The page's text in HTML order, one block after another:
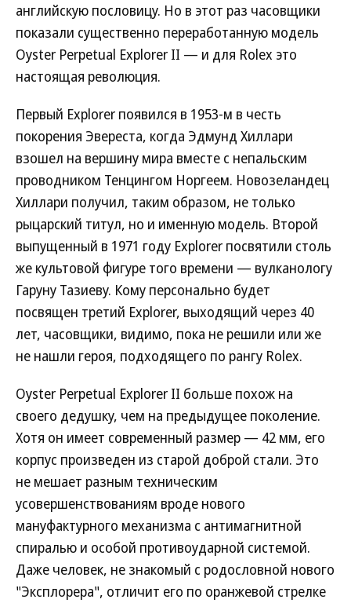
английскую пословицу. Но в этот раз часовщики
показали существенно переработанную модель
Oyster Perpetual Explorer II — и для Rolex это
настоящая революция.
Первый Explorer появился в 1953-м в честь
покорения Эвереста, когда Эдмунд Хиллари
взошел на вершину мира вместе с непальским
проводником Тенцингом Норгеем. Новозеландец
Хиллари получил, таким образом, не только
рыцарский титул, но и именную модель. Второй
выпущенный в 1971 году Explorer посвятили столь
же культовой фигуре того времени — вулканологу
Гаруну Тазиеву. Кому персонально будет
посвящен третий Explorer, выходящий через 40
лет, часовщики, видимо, пока не решили или же
не нашли героя, подходящего по рангу Rolex.
Oyster Perpetual Explorer II больше похож на
своего дедушку, чем на предыдущее поколение.
Хотя он имеет современный размер — 42 мм, его
корпус произведен из старой доброй стали. Это
не мешает разным техническим
усовершенствованиям вроде нового
мануфактурного механизма с антимагнитной
спиралью и особой противоударной системой.
Даже человек, не знакомый с родословной нового
"Эксплорера", отличит его по оранжевой стрелке